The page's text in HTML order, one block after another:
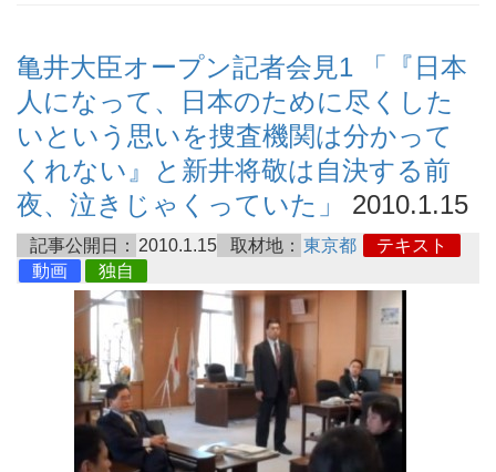
亀井大臣オープン記者会見1 「『日本
人になって、日本のために尽くした
いという思いを捜査機関は分かって
くれない』と新井将敬は自決する前
夜、泣きじゃくっていた」
2010.1.15
記事公開日： 2010.1.15 取材地： 東京都
テキスト
動画
独自